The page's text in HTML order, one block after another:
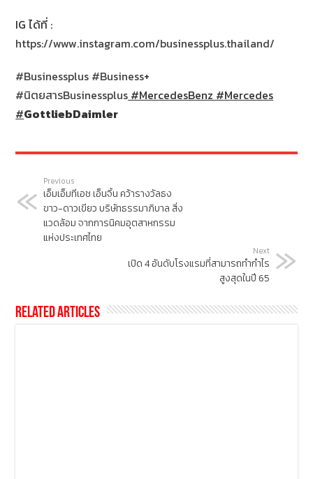
IG ได้ที่ :
https://www.instagram.com/businessplus.thailand/
#Businessplus #Business+
#นิตยสารBusinessplus #MercedesBenz #Mercedes
#GottliebDaimler
Previous
เอ็มเอ็มทีเอช เอ็นจิ้น คว้ารางวัลธง
ขาว-ดาวเขียว บริษัทธรรมาภิบาล สิ่ง
แวดล้อม จากการนิคมอุตสาหกรรม
แห่งประเทศไทย
Next
เปิด 4 อันดับโรงแรมที่สามารถทำกำไร
สูงสุดในปี 65
Related Articles